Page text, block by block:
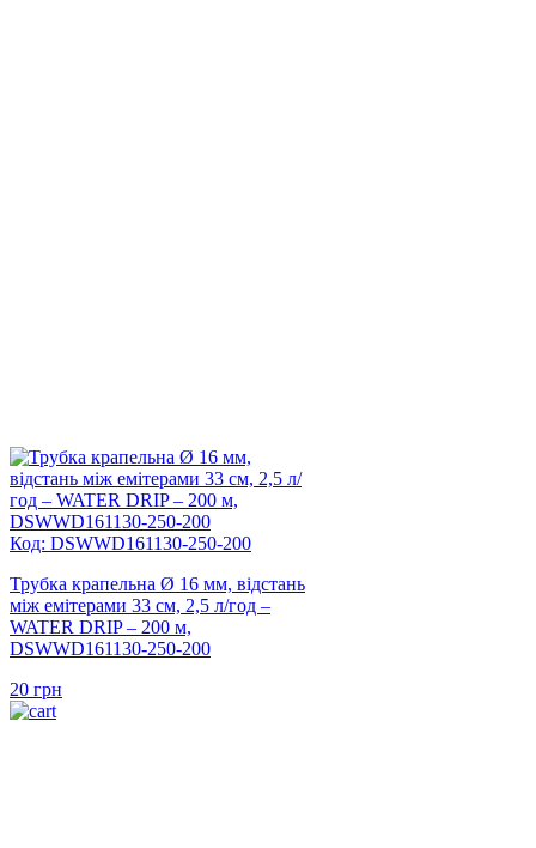
Код: DSWWD161130-250-200
Трубка крапельна Ø 16 мм, відстань
між емітерами 33 см, 2,5 л/год –
WATER DRIP – 200 м,
DSWWD161130-250-200
20 грн